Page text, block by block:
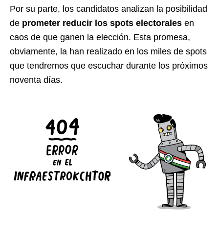
Por su parte, los candidatos analizan la posibilidad
de prometer reducir los spots electorales en
caos de que ganen la elección. Esta promesa,
obviamente, la han realizado en los miles de spots
que tendremos que escuchar durante los próximos
noventa días.